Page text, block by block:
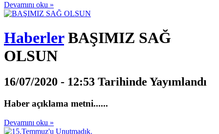
Devamını oku »
HaberlerBAŞIMIZ SAĞ
OLSUN
16/07/2020 - 12:53 Tarihinde Yayımlandı
Haber açıklama metni......
Devamını oku »